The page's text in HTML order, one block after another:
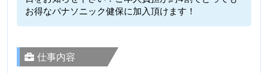
お得なパナソニック健保に加入頂けます！
仕事内容